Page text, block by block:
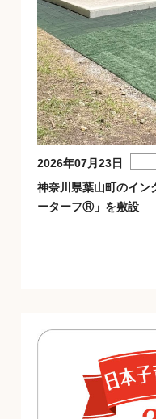
2026年07月23日
神奈川県葉山町のイン
ーターフⓇ」を敷設